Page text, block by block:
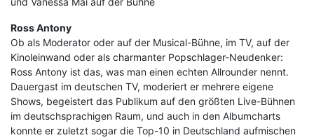
Ross Antony
Ob als Moderator oder auf der Musical-Bühne, im TV, auf der
Kinoleinwand oder als charmanter Popschlager-Neudenker:
Ross Antony ist das, was man einen echten Allrounder nennt.
Dauergast im deutschen TV, moderiert er mehrere eigene
Shows, begeistert das Publikum auf den größten Live-Bühnen
im deutschsprachigen Raum, und auch in den Albumcharts
konnte er zuletzt sogar die Top-10 in Deutschland aufmischen